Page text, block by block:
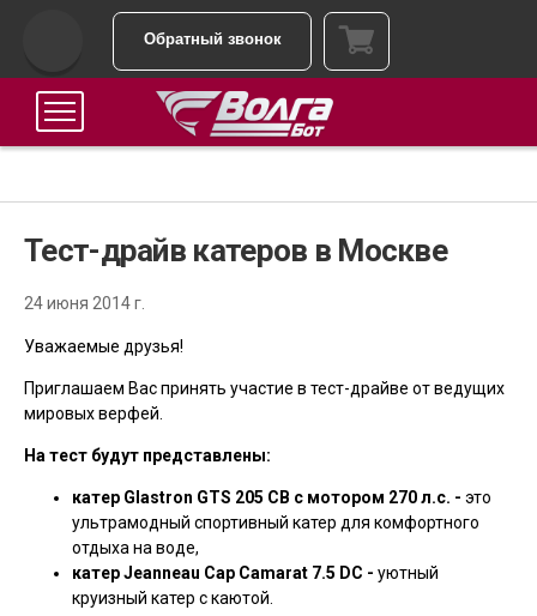
Обратный звонок
Тест-драйв катеров в Москве
24 июня 2014 г.
Уважаемые друзья!
Приглашаем Вас принять участие в тест-драйве от ведущих
мировых верфей.
На тест будут представлены:
катер Glastron GTS 205 CB с мотором 270 л.с. - это
ультрамодный спортивный катер для комфортного
отдыха на воде,
катер Jeanneau Cap Camarat 7.5 DC - уютный
круизный катер с каютой.